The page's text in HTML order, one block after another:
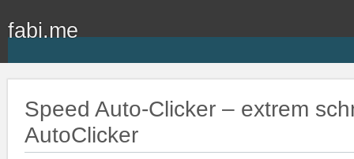
fabi.me
Speed Auto-Clicker – extrem
AutoClicker